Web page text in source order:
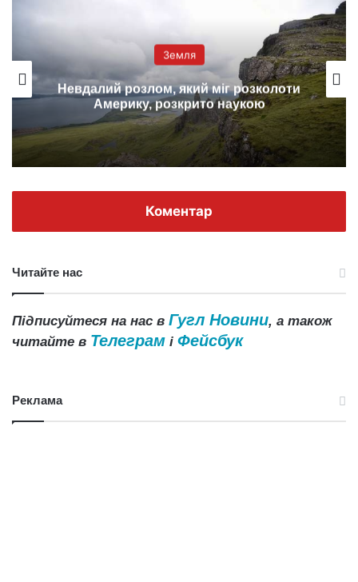
Земля
Невдалий розлом, який міг розколоти
Америку, розкрито наукою
Коментар
Читайте нас
Підписуйтеся на нас в Гугл Новини, а також
читайте в Телеграм і Фейсбук
Реклама